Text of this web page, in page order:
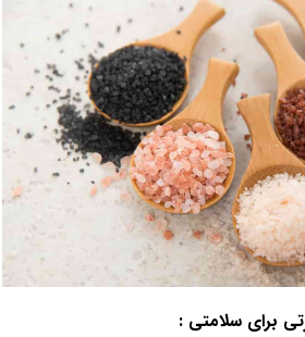
برای سلامتی :